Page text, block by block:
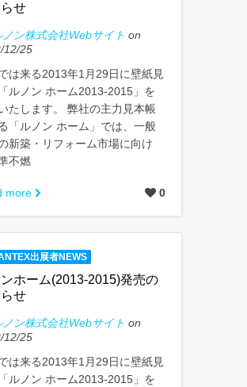
せ
ノン株式会社Webサイト on
12/25
は来る2013年1月29日に壁紙見
ルノン ホーム2013-2015」を
たします。 弊社の主力見本帳
「ルノン ホーム」では、一般
新築・リフォーム市場に向け
不燃
more 0
出展者NEWS
ホーム(2013-2015)発売の
せ
ノン株式会社Webサイト on
12/25
は来る2013年1月29日に壁紙見
ルノン ホーム2013-2015」を